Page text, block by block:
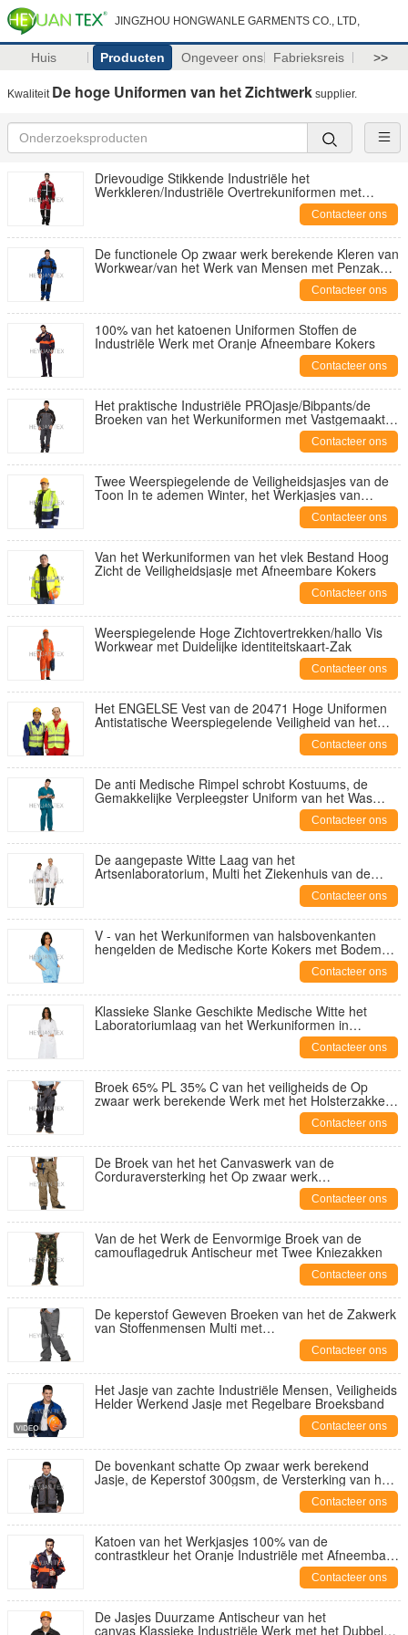
JINGZHOU HONGWANLE GARMENTS CO., LTD,
Huis Producten Ongeveer ons Fabrieksreis >>
Kwaliteit De hoge Uniformen van het Zichtwerk supplier.
Drievoudige Stikkende Industriële het
Werkkleren/Industriële Overtrekuniformen met
Contacteer ons
De functionele Op zwaar werk berekende Kleren van
Workwear/van het Werk van Mensen met Penzak
Contacteer ons
100% van het katoenen Uniformen Stoffen de
Industriële Werk met Oranje Afneembare Kokers
Contacteer ons
Het praktische Industriële PROjasje/Bibpants/de
Broeken van het Werkuniformen met Vastgemaakte
Contacteer ons
Twee Weerspiegelende de Veiligheidsjasjes van de
Toon In te ademen Winter, het Werkjasjes van
Contacteer ons
Van het Werkuniformen van het vlek Bestand Hoog
Zicht de Veiligheidsjasje met Afneembare Kokers
Contacteer ons
Weerspiegelende Hoge Zichtovertrekken/hallo Vis
Workwear met Duidelijke identiteitskaart-Zak
Contacteer ons
Het ENGELSE Vest van de 20471 Hoge Uniformen
Antistatische Weerspiegelende Veiligheid van het
Contacteer ons
De anti Medische Rimpel schrobt Kostuums, de
Gemakkelijke Verpleegster Uniform van het Was
Contacteer ons
De aangepaste Witte Laag van het
Artsenlaboratorium, Multi het Ziekenhuis van de
Zorgkliniek Medische Eenvormige ArtsContacteer ons
V - van het Werkuniformen van halsbovenkanten
hengelden de Medische Korte Kokers met Bodem
Contacteer ons
Klassieke Slanke Geschikte Medische Witte het
Laboratoriumlaag van het Werkuniformen in
Contacteer ons
Broek 65% PL 35% C van het veiligheids de Op
zwaar werk berekende Werk met het Holsterzakken
Contacteer ons
De Broek van het het Canvaswerk van de
Corduraversterking het Op zwaar werk
berekende Anti Wrijven met Multizak Contacteer ons
Van de het Werk de Eenvormige Broek van de
camouflagedruk Antischeur met Twee Kniezakken
Contacteer ons
De keperstof Geweven Broeken van het de Zakwerk
van Stoffenmensen Multi met
Contacteer ons
Het Jasje van zachte Industriële Mensen, Veiligheids
Helder Werkend Jasje met Regelbare Broeksband
Contacteer ons
De bovenkant schatte Op zwaar werk berekend
Jasje, de Keperstof 300gsm, de Versterking van het
Bedrijfsveiligheidsjasje van Oxford 600DContacteer ons
Katoen van het Werkjasjes 100% van de
contrastkleur het Oranje Industriële met Afneembare
Contacteer ons
De Jasjes Duurzame Antischeur van het
canvas Klassieke Industriële Werk met het Dubbele